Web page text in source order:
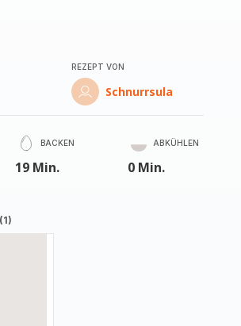
REZEPT VON
Schnurrsula
BACKEN
19 Min.
ABKÜHLEN
0 Min.